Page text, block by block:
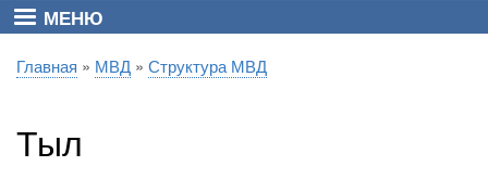
МЕНЮ
Строка
Главная МВД Структура МВД
Тыл